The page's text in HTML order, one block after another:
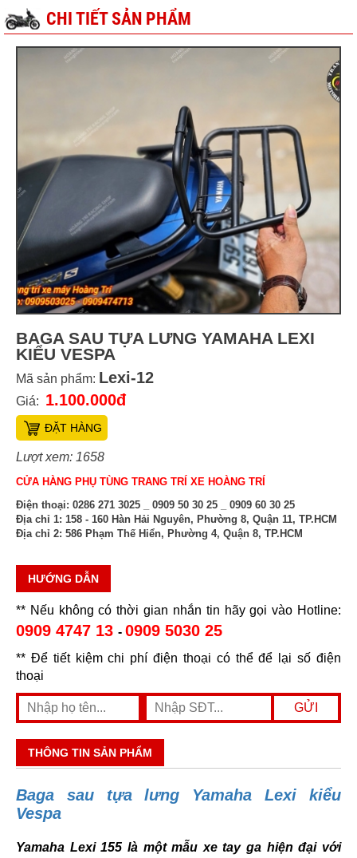
CHI TIẾT SẢN PHẨM
BAGA SAU TỰA LƯNG YAMAHA LEXI
KIỂU VESPA
Mã sản phẩm: Lexi-12
Giá: 1.100.000đ
ĐẶT HÀNG
Lượt xem: 1658
CỬA HÀNG PHỤ TÙNG TRANG TRÍ XE HOÀNG TRÍ
Điện thoại: 0286 271 3025 _ 0909 50 30 25 _ 0909 60 30 25
Địa chỉ 1: 158 - 160 Hàn Hải Nguyên, Phường 8, Quận 11, TP.HCM
Địa chỉ 2: 586 Phạm Thế Hiển, Phường 4, Quận 8, TP.HCM
HƯỚNG DẪN
** Nếu không có thời gian nhắn tin hãy gọi vào Hotline:
0909 4747 13 - 0909 5030 25
** Để tiết kiệm chi phí điện thoại có thể để lại số điện
thoại
THÔNG TIN SẢN PHẨM
Baga sau tựa lưng Yamaha Lexi kiểu
Vespa
Yamaha Lexi 155 là một mẫu xe tay ga hiện đại với